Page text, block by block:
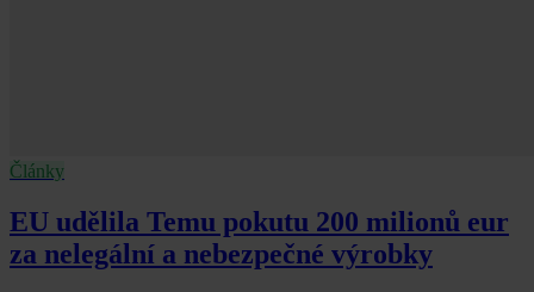
Články
EU udělila Temu pokutu 200 milionů eur
za nelegální a nebezpečné výrobky